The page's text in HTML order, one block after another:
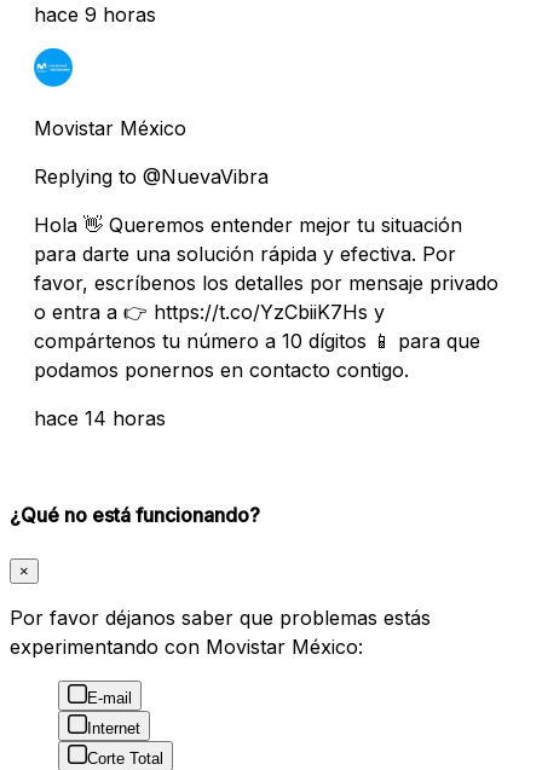
hace 9 horas
Movistar México
Replying to @NuevaVibra
Hola 👋 Queremos entender mejor tu situación
para darte una solución rápida y efectiva. Por
favor, escríbenos los detalles por mensaje privado
o entra a 👉 https://t.co/YzCbiiK7Hs y
compártenos tu número a 10 dígitos 📱 para que
podamos ponernos en contacto contigo.
hace 14 horas
¿Qué no está funcionando?
×
Por favor déjanos saber que problemas estás
experimentando con Movistar México:
E-mail
Internet
Corte Total